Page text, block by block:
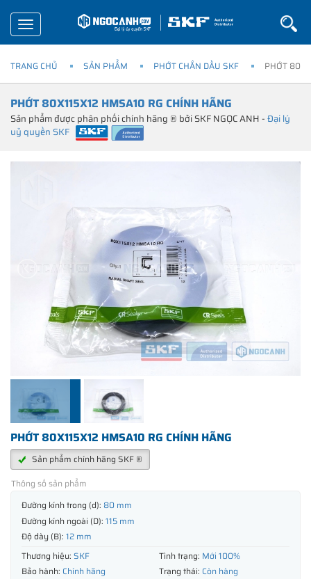
Toggle
navigation
TRANG CHỦ SẢN PHẨM PHỚT CHẮN DẦU SKF PHỚT
PHỚT 80X115X12 HMSA10 RG CHÍNH HÃNG
Sản phẩm được phân phối chính hãng ® bởi SKF NGỌC ANH -Đại lý
uỷ quyền SKF
PHỚT 80X115X12 HMSA10 RG CHÍNH HÃNG
Sản phẩm chính hãng SKF ®
Thông số sản phẩm
Đường kính trong (d): 80 mm
Đường kính ngoài (D): 115 mm
Độ dày (B): 12 mm
Thương hiệu: SKF Tình trạng: Mới 100%
Bảo hành: Chính hãng Trạng thái: Còn hàng